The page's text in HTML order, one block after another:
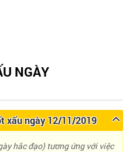
NGÀY
xấu ngày 12/11/2019
hắc đạo) tương ứng với việc